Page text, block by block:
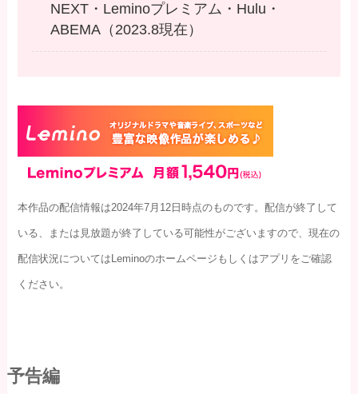
NEXT・Leminoプレミアム・Hulu・
ABEMA（2023.8現在）
本作品の配信情報は2024年7月12日時点のものです。配信が終了して
いる、または見放題が終了している可能性がございますので、現在の
配信状況についてはLeminoのホームページもしくはアプリをご確認
ください。
予告編